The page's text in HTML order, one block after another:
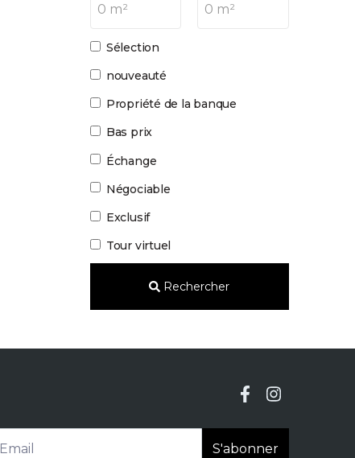
0 m² 0 m²
Sélection
nouveauté
Propriété de la banque
Bas prix
Échange
Négociable
Exclusif
Tour virtuel
Rechercher
S'abonner